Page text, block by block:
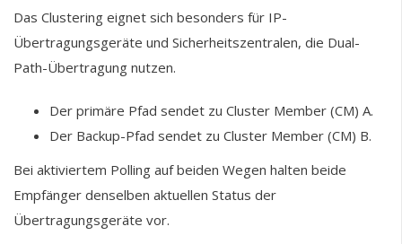
Das Clustering eignet sich besonders für IP-
Übertragungsgeräte und Sicherheitszentralen, die Dual-
Path-Übertragung nutzen.
Der primäre Pfad sendet zu Cluster Member (CM) A.
Der Backup-Pfad sendet zu Cluster Member (CM) B.
Bei aktiviertem Polling auf beiden Wegen halten beide
Empfänger denselben aktuellen Status der
Übertragungsgeräte vor.